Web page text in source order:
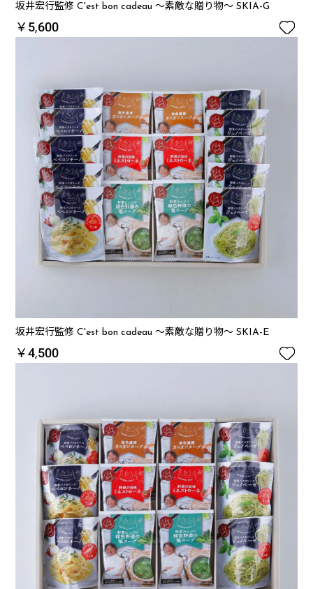
坂井宏行監修 C'est bon cadeau ～素敵な贈り物～ SKIA-G
￥5,600 
坂井宏行監修 C'est bon cadeau ～素敵な贈り物～ SKIA-E
￥4,500 